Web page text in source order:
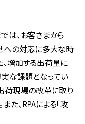
は、お客さまから
への対応に多大な時
、増加する出荷量に
な課題となってい
荷現場の改革に取り
た、RPAによる「攻